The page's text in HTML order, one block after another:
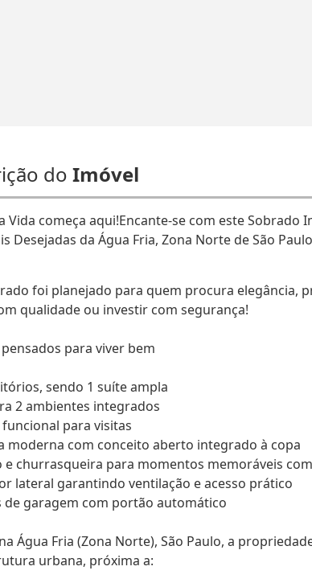
do Imóvel
Vida começa aqui!Encante-se com este Sobrado
Desejadas da Água Fria, Zona Norte de São
foi planejado para quem procura elegância,
qualidade ou investir com segurança!
pensados para viver bem
sendo 1 suíte ampla
2 ambientes integrados
funcional para visitas
moderna com conceito aberto integrado à copa
e churrasqueira para momentos memoráveis
lateral garantindo ventilação e acesso prático
de garagem com portão automático
Água Fria (Zona Norte), São Paulo, a
urbana, próxima a: